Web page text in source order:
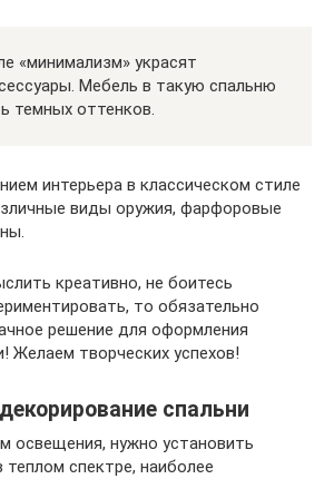
«минимализм» украсят
Мебель в такую спальню
темных оттенков.
интерьера в классическом стиле
виды оружия, фарфоровые
креативно, не боитесь
то обязательно
решение для оформления
Желаем творческих успехов!
спальни
освещения, нужно установить
теплом спектре, наиболее